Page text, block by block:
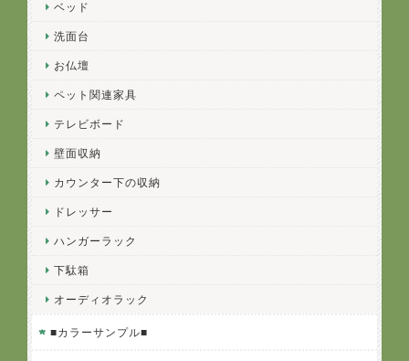
ベッド
洗面台
お仏壇
ペット関連家具
テレビボード
壁面収納
カウンター下の収納
ドレッサー
ハンガーラック
下駄箱
オーディオラック
■カラーサンプル■